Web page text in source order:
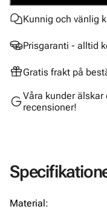
Kunnig och vänlig
Prisgaranti - alltid
Gratis frakt på
Våra kunder älskar
recensioner!
Material: